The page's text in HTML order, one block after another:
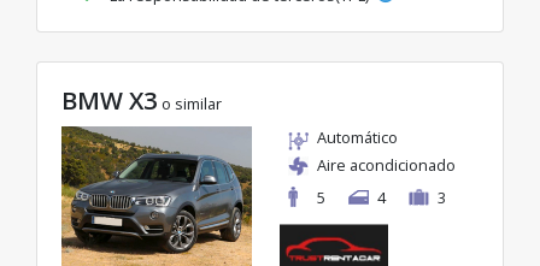
BMW X3 o similar
Automático
Aire acondicionado
5
4 3